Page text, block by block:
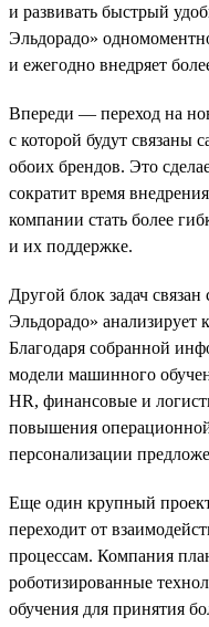
и развивать быстрый
Эльдорадо»
и ежегодно внедряет
Впереди — переход на
с которой будут
обоих брендов. Это
сократит время
компании стать более
и их поддержке.
Другой блок задач
Эльдорадо» анализирует
Благодаря собранной
модели машинного
HR, финансовые и
повышения
персонализации
Еще один крупный
переходит от
процессам. Компания
роботизированные
обучения для принятия